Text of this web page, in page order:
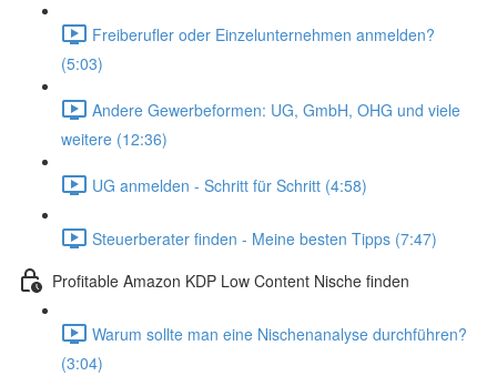
Freiberufler oder Einzelunternehmen anmelden?
(5:03)
Andere Gewerbeformen: UG, GmbH, OHG und viele
weitere (12:36)
UG anmelden - Schritt für Schritt (4:58)
Steuerberater finden - Meine besten Tipps (7:47)
Profitable Amazon KDP Low Content Nische finden
Warum sollte man eine Nischenanalyse durchführen?
(3:04)